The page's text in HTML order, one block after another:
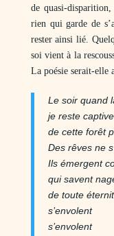
de quasi-
rien qui garde de
rester ainsi lié.
soi vient à la
La poésie serait-elle
Le soir quand
je reste captive
de cette forêt
Des rêves ne
Ils émergent
qui savent
de toute
s’envolent
s’envolent